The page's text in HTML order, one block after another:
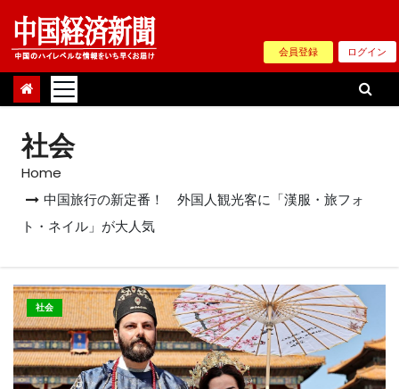
Skip
content
会員登録 ログイン
社会
Home
中国旅行の新定番！ 外国人観光客に「漢服・旅フォ
ト・ネイル」が大人気
社会